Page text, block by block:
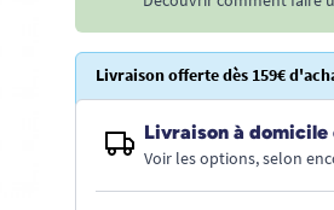
Livraison offerte dès 159€
Livraison à domicile
Voir les options, selon